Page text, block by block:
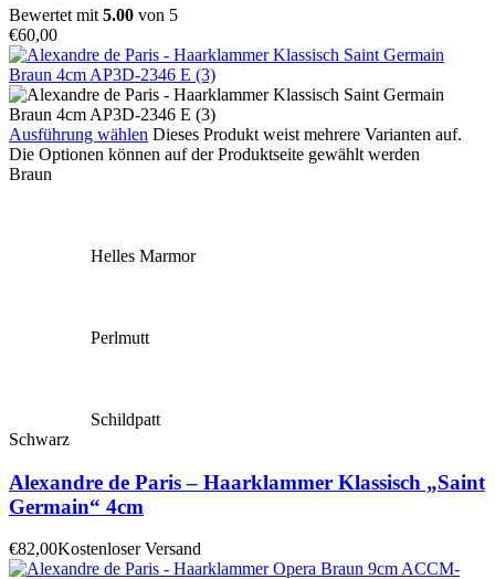
Bewertet mit 5.00 von 5
€60,00
Ausführung wählen Dieses Produkt weist mehrere Varianten auf.
Die Optionen können auf der Produktseite gewählt werden
Braun
Helles Marmor
Perlmutt
Schildpatt
Schwarz
Alexandre de Paris – Haarklammer Klassisch „Saint
Germain“ 4cm
€82,00Kostenloser Versand